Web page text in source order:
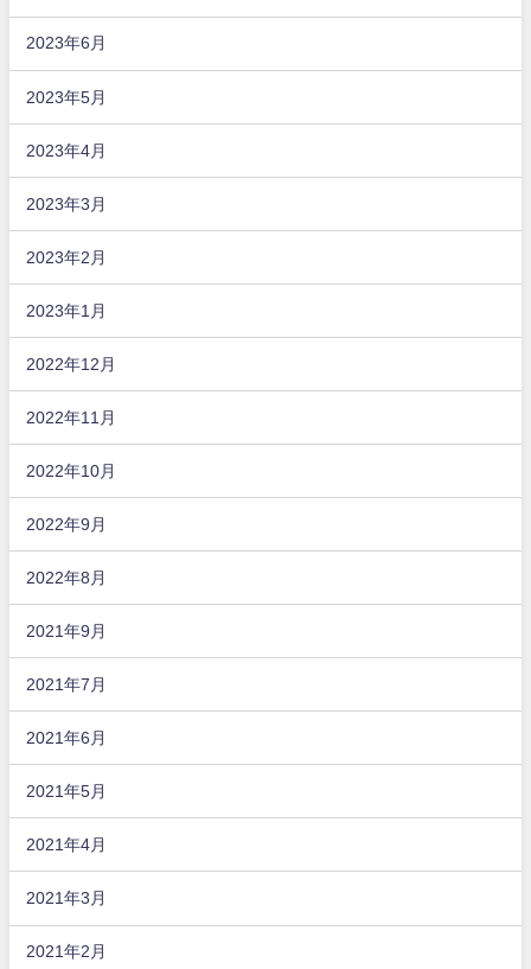
2023年6月
2023年5月
2023年4月
2023年3月
2023年2月
2023年1月
2022年12月
2022年11月
2022年10月
2022年9月
2022年8月
2021年9月
2021年7月
2021年6月
2021年5月
2021年4月
2021年3月
2021年2月